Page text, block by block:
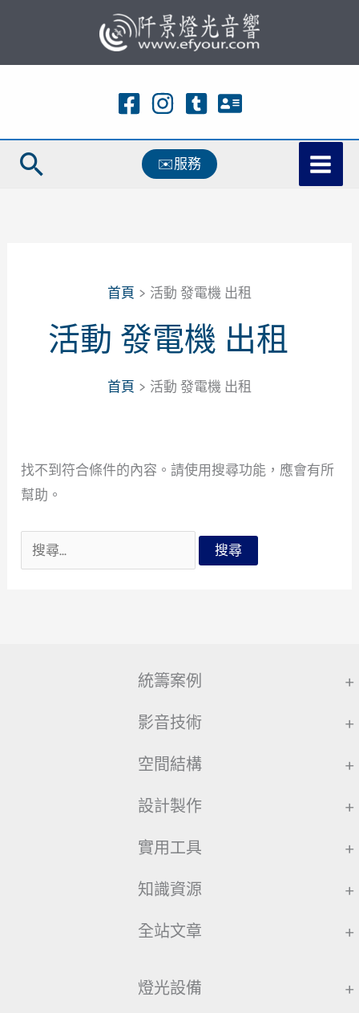
主
容
搜
✉️服務
首頁 活動 發電機 出租
活動 發電機 出租
首頁 活動 發電機 出租
找不到符合條件的內容。請使用搜尋功能，應會有所
幫助。
搜
尋
統籌案例 +
影音技術 +
空間結構 +
設計製作 +
實用工具 +
知識資源 +
全站文章 +
燈光設備 +